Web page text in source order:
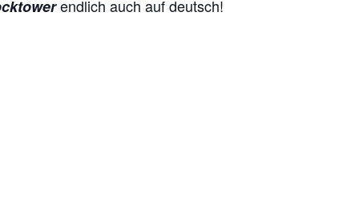
endlich auch auf deutsch!